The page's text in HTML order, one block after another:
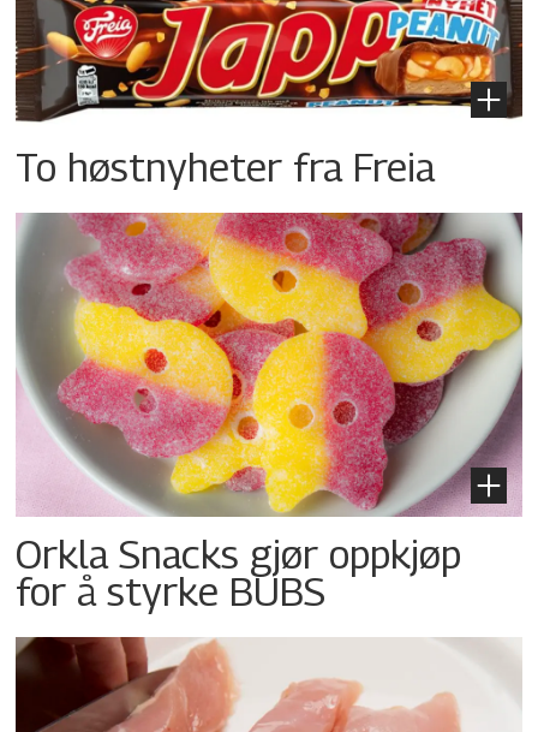
To høstnyheter fra Freia
Orkla Snacks gjør oppkjøp
for å styrke BUBS